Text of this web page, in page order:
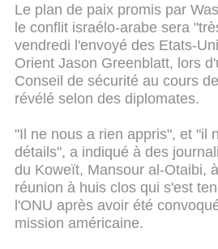
Le plan de paix promis par
le conflit israélo-arabe sera
vendredi l'envoyé des Etats-
Orient Jason Greenblatt, lors
Conseil de sécurité au cours
révélé selon des diplomates.
"Il ne nous a rien appris", et "il
détails", a indiqué à des
du Koweït, Mansour al-Otaibi,
réunion à huis clos qui s'est
l'ONU après avoir été
mission américaine.